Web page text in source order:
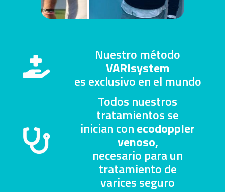
Nuestro método
VARIsystem
es exclusivo en el mundo
Todos nuestros
tratamientos se
inician conecodoppler
venoso,
necesario para un
tratamiento de
varices seguro